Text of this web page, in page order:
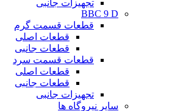
تجهیزات جانبی
BBC 9 D
قطعات قسمت گرم
قطعات اصلی
قطعات جانبی
قطعات قسمت سرد
قطعات اصلی
قطعات جانبی
تجهیزات جانبی
سایر نیروگاه ها